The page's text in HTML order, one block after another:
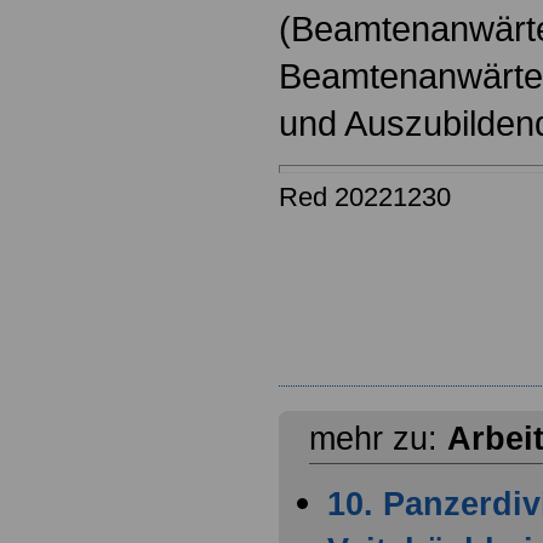
und
Red 20221230
mehr zu:
10.